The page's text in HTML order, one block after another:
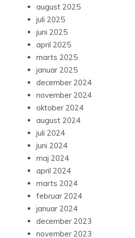
august 2025
juli 2025
juni 2025
april 2025
marts 2025
januar 2025
december 2024
november 2024
oktober 2024
august 2024
juli 2024
juni 2024
maj 2024
april 2024
marts 2024
februar 2024
januar 2024
december 2023
november 2023